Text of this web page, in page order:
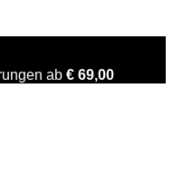
ab € 69,00